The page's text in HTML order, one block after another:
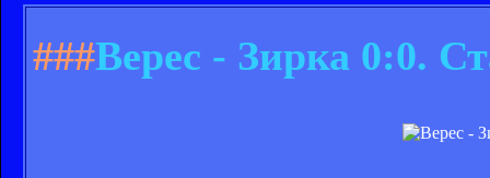
###Верес - Зирка 0:0.